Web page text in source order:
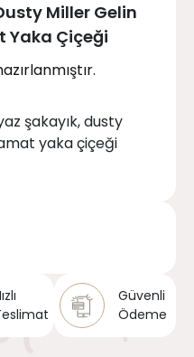
Miller Gelin
Yaka Çiçeği
şakayık, dusty
yaka çiçeği
Güvenli
Ödeme